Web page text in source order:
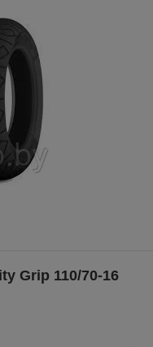
Grip 110/70-16